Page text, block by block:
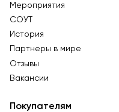
Мероприятия
СОУТ
История
Партнеры в мире
Отзывы
Вакансии
Покупателям